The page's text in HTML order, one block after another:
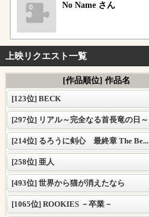
No Name さん
上映リクエスト一覧
[作品順位] 作品名
[123位] BECK
[297位] リアル～完全なる首長竜の日～
[214位] るろうに剣心 最終章 The Be...
[258位] 亜人
[493位] 世界から猫が消えたなら
[1065位] ROOKIES －卒業－